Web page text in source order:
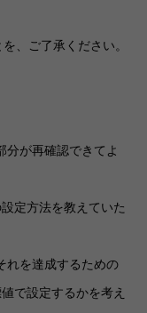
、ご了承ください。
分が再確認できてよ
定方法を教えていた
れを達成するための
で設定するかを考え